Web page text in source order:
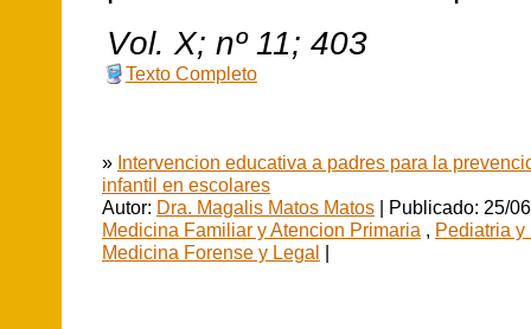
Vol. X; nº 11; 403
Texto Completo
» Intervencion educativa a padres para la
infantil en escolares
Autor: Dra. Magalis Matos Matos | Publicado: 25/
Medicina Familiar y Atencion Primaria , Pediatria
Medicina Forense y Legal